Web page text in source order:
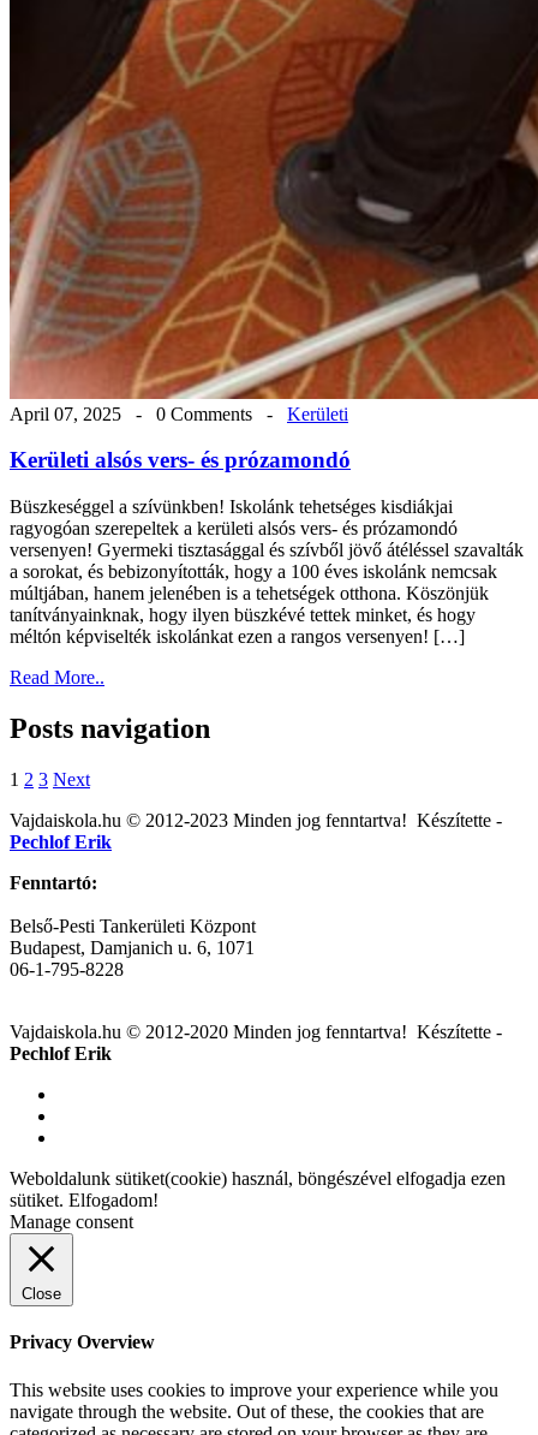
April 07, 2025 - 0 Comments - Kerületi
Kerületi alsós vers- és prózamondó
Büszkeséggel a szívünkben! Iskolánk tehetséges kisdiákjai
ragyogóan szerepeltek a kerületi alsós vers- és prózamondó
versenyen! Gyermeki tisztasággal és szívből jövő átéléssel szavalták
a sorokat, és bebizonyították, hogy a 100 éves iskolánk nemcsak
múltjában, hanem jelenében is a tehetségek otthona. Köszönjük
tanítványainknak, hogy ilyen büszkévé tettek minket, és hogy
méltón képviselték iskolánkat ezen a rangos versenyen! […]
Read More..
Posts navigation
1 2 3 Next
Vajdaiskola.hu © 2012-2023 Minden jog fenntartva! ‎‎‏‏‎ ‎Készítette -
Pechlof Erik
Fenntartó:
Belső-Pesti Tankerületi Központ
Budapest, Damjanich u. 6, 1071
06-1-795-8228
Vajdaiskola.hu © 2012-2020 Minden jog fenntartva! ‎‎‏‏‎ ‎Készítette -
Pechlof Erik
Weboldalunk sütiket(cookie) használ, böngészével elfogadja ezen
sütiket. Elfogadom!
Manage consent
Close
Privacy Overview
This website uses cookies to improve your experience while you
navigate through the website. Out of these, the cookies that are